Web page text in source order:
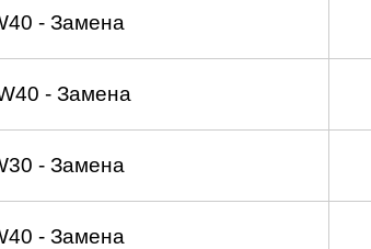
- Замена
- Замена
- Замена
- Замена